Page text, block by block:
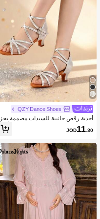
QZY Dance Shoes
أحذية رقص جانبية للسيدات مصممة بحزا
م الكاحل، أحذية رقص إسفين فضية أنيقة
من الشبكة لرقصات السالسا وأداء الرق
JOD11.30